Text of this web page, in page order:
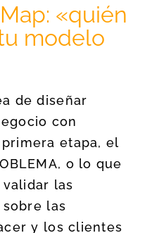
«quién
modelo
de diseñar
con
etapa, el
o lo que
las
las
y los clientes